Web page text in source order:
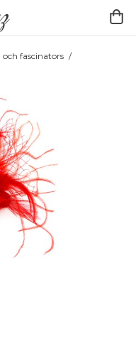
och fascinators /